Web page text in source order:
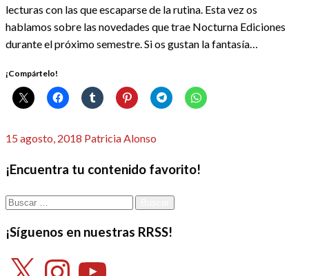
lecturas con las que escaparse de la rutina. Esta vez os
hablamos sobre las novedades que trae Nocturna Ediciones
durante el próximo semestre. Si os gustan la fantasía…
¡Compártelo!
Publicado
15 agosto, 2018 Patricia Alonso
¡Encuentra tu contenido favorito!
Buscar:
¡Síguenos en nuestras RRSS!
X InstagramYouTube